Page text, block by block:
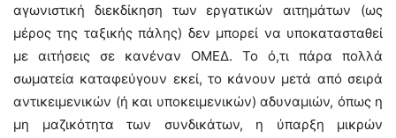
αγωνιστική διεκδίκηση των εργατικών αιτημάτων (ως
μέρος της ταξικής πάλης) δεν μπορεί να υποκατασταθεί
με αιτήσεις σε κανέναν ΟΜΕΔ. Το ό,τι πάρα πολλά
σωματεία καταφεύγουν εκεί, το κάνουν μετά από σειρά
αντικειμενικών (ή και υποκειμενικών) αδυναμιών, όπως η
μη μαζικότητα των συνδικάτων, η ύπαρξη μικρών